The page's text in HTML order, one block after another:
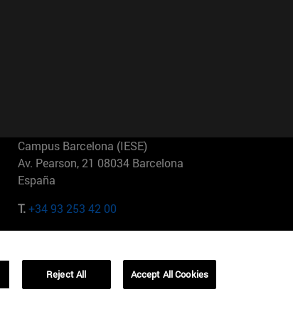
Campus Barcelona (IESE)
Av. Pearson, 21 08034 Barcelona
España
T.+34 93 253 42 00
01321001 Bela Vista Brasil
Reject All Accept All Cookies